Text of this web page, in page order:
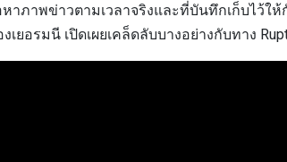
าภาพข่าวตามเวลาจริงและที่บันทึกเก็บไว้ใ
เยอรมนี เปิดเผยเคล็ดลับบางอย่างกับทาง